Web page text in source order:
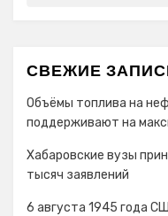
СВЕЖИЕ
Объёмы топлива на
поддерживают на
Хабаровские вузы
тысяч заявлений
6 августа 1945 года